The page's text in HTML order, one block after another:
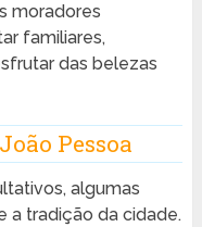
moradores
familiares,
das belezas
Pessoa
algumas
a tradição da cidade.